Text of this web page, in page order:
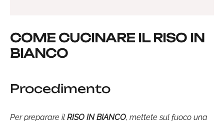
COME CUCINARE IL RISO IN
BIANCO
Procedimento
Per preparare il RISO IN BIANCO, mettete sul fuoco una